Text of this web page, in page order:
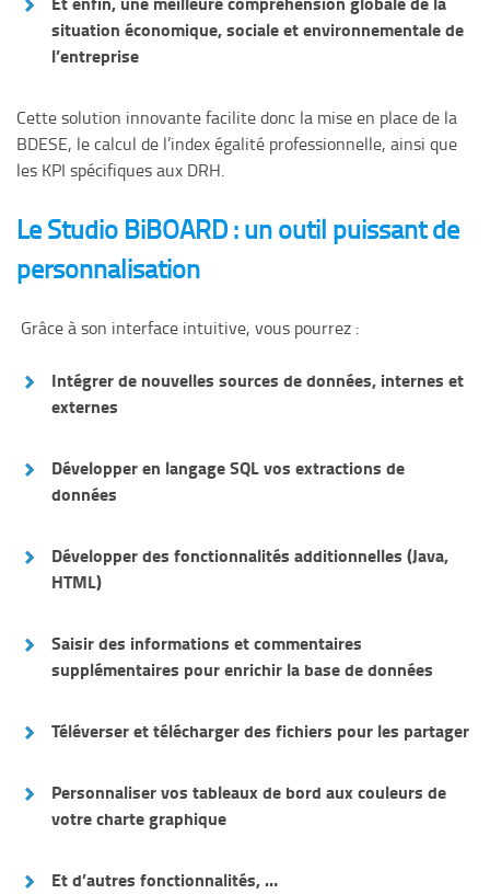
situation économique, sociale et environnementale de
l’entreprise
Cette solution innovante facilite donc la mise en place de la
BDESE, le calcul de l’index égalité professionnelle, ainsi que
les KPI spécifiques aux DRH.
Le Studio BiBOARD : un outil puissant de
personnalisation
Grâce à son interface intuitive, vous pourrez :
Intégrer de nouvelles sources dedonnées, internes et
externes
Développeren langage SQLvos extractions de
données
Développer des fonctionnalités additionnelles (Java,
HTML)
Saisir des informations et commentaires
supplémentaires pour enrichir la base de données
Téléverser et télécharger des fichiers pour les partager
Personnaliser vos tableaux de bord aux couleurs de
votre charte graphique
Et d’autres fonctionnalités, …